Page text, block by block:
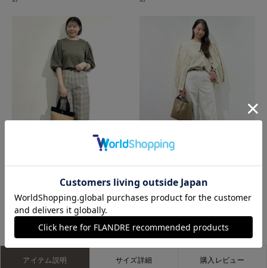
那覇メインプレイスI.T.'S.international 広島三越SUPERIORCLOSET
アイテム説明 サイズ詳細 購入レビュー